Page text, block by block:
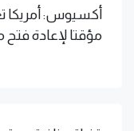
أكسيوس: أمريكا
مؤقتا لإعادة